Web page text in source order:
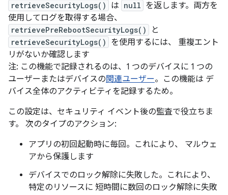
retrieveSecurityLogs() は null を返します。両方を
使用してログを取得する場合、
retrievePreRebootSecurityLogs() と
retrieveSecurityLogs()
を使用するには、 重複エント
リがないか確認します
注: この機能で記録されるのは、1 つのデバイスに 1 つの
ユーザーまたはデバイスの関連ユーザー。この機能は デ
バイス全体のアクティビティを記録するため。
この設定は、セキュリティ イベント後の監査で役立ちま
す。 次のタイプのアクション:
アプリの初回起動時に毎回。これにより、 マルウェ
アから保護します
デバイスでのロック解除に失敗した。これにより、
特定のリソースに 短時間に数回のロック解除に失敗